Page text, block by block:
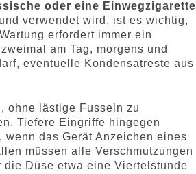
oder eine Einwegzigarette
verwendet wird, ist es wichtig,
erfordert immer ein
am Tag, morgens und
eventuelle Kondensatreste aus
ohne lästige Fusseln zu
Tiefere Eingriffe hingegen
das Gerät Anzeichen eines
müssen alle Verschmutzungen
Düse etwa eine Viertelstunde